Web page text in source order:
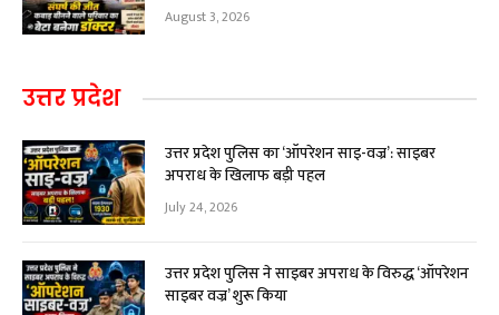
August 3, 2026
उत्तर प्रदेश
उत्तर प्रदेश पुलिस का ‘ऑपरेशन साइ-वज्र’: साइबर
अपराध के खिलाफ बड़ी पहल
July 24, 2026
उत्तर प्रदेश पुलिस ने साइबर अपराध के विरुद्ध ‘ऑपरेशन
साइबर वज्र’ शुरू किया